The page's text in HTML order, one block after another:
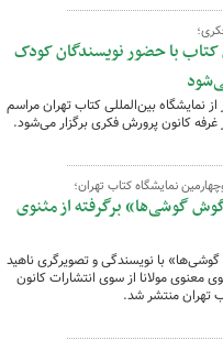
با حضور نویسندگان کودک
نمایشگاه بین‌المللی کتاب تهران مراسم
کانون پرورش فکری برگزار می‌شود.
نمایشگاه کتاب تهران؛
گوشی‌ها» برگرفته از مثنوی
با نویسندگی و تصویرگری ناهید
معنوی مولانا از سوی انتشارات کانون
تهران منتشر شد.